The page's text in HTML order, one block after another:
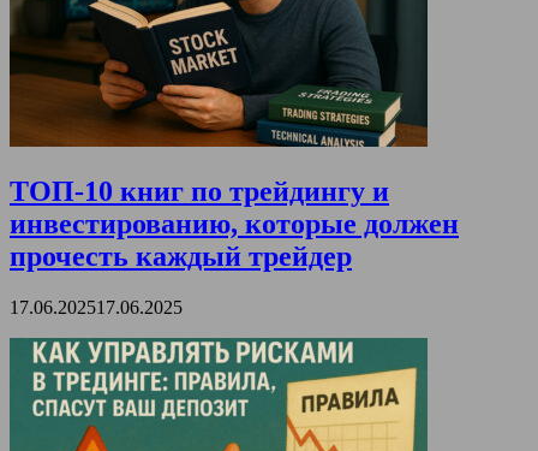
ТОП-10 книг по трейдингу и
инвестированию, которые должен
прочесть каждый трейдер
17.06.202517.06.2025